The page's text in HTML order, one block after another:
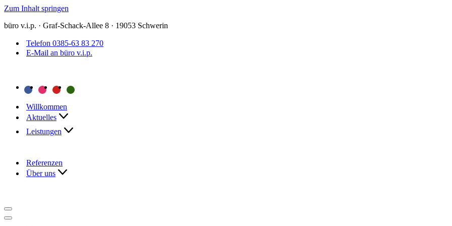
Zum Inhalt springen
büro v.i.p. · Graf-Schack-Allee 8 · 19053 Schwerin
Telefon 0385-63 83 270
E-Mail an büro v.i.p.
Willkommen
Aktuelles
Leistungen
Referenzen
Über uns
Navigationsmenü
Navigationsmenü